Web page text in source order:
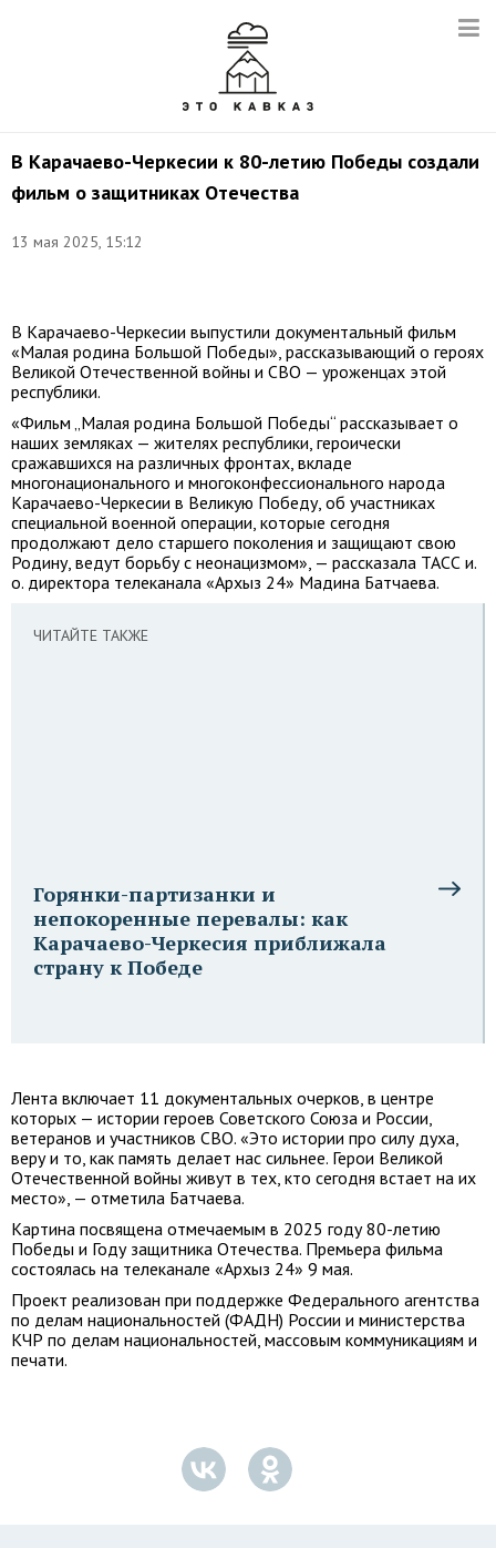
В Карачаево-Черкесии к 80-летию Победы создали
фильм о защитниках Отечества
13 мая 2025, 15:12
В Карачаево-Черкесии выпустили документальный фильм
«Малая родина Большой Победы», рассказывающий о героях
Великой Отечественной войны и СВО — уроженцах этой
республики.
«Фильм „Малая родина Большой Победы“ рассказывает о
наших земляках — жителях республики, героически
сражавшихся на различных фронтах, вкладе
многонационального и многоконфессионального народа
Карачаево-Черкесии в Великую Победу, об участниках
специальной военной операции, которые сегодня
продолжают дело старшего поколения и защищают свою
Родину, ведут борьбу с неонацизмом», — рассказала ТАСС и.
о. директора телеканала «Архыз 24» Мадина Батчаева.
ЧИТАЙТЕ ТАКЖЕ
Горянки-партизанки и
непокоренные перевалы: как
Карачаево-Черкесия приближала
страну к Победе
Лента включает 11 документальных очерков, в центре
которых — истории героев Советского Союза и России,
ветеранов и участников СВО. «Это истории про силу духа,
веру и то, как память делает нас сильнее. Герои Великой
Отечественной войны живут в тех, кто сегодня встает на их
место», — отметила Батчаева.
Картина посвящена отмечаемым в 2025 году 80-летию
Победы и Году защитника Отечества. Премьера фильма
состоялась на телеканале «Архыз 24» 9 мая.
Проект реализован при поддержке Федерального агентства
по делам национальностей (ФАДН) России и министерства
КЧР по делам национальностей, массовым коммуникациям и
печати.